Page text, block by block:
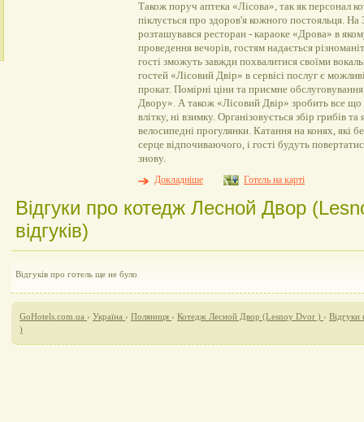
Також поруч аптека «Лісова», так як персонал
піклується про здоров'я кожного постояльця.
розташувався ресторан - караоке «Дрова» в
проведення вечорів, гостям надається
гості зможуть завжди похвалитися своїми
гостей «Лісовий Двір» в сервісі послуг є
прокат. Помірні ціни та приємне
Двору». А також «Лісовий Двір» зробить все що
влітку, ні взимку. Організовується збір грибів
велосипедні прогулянки. Катання на конях, які
серце відпочиваючого, і гості будуть
знову.
Докладніше
Готель на карті
Відгуки про котедж Лесной Двор
відгуків)
Відгуків про готель ще не було
GoHotels.com.ua › Україна › Поляниця › Котедж Лесной Двор (Lesnoy Dvor ) ›
)